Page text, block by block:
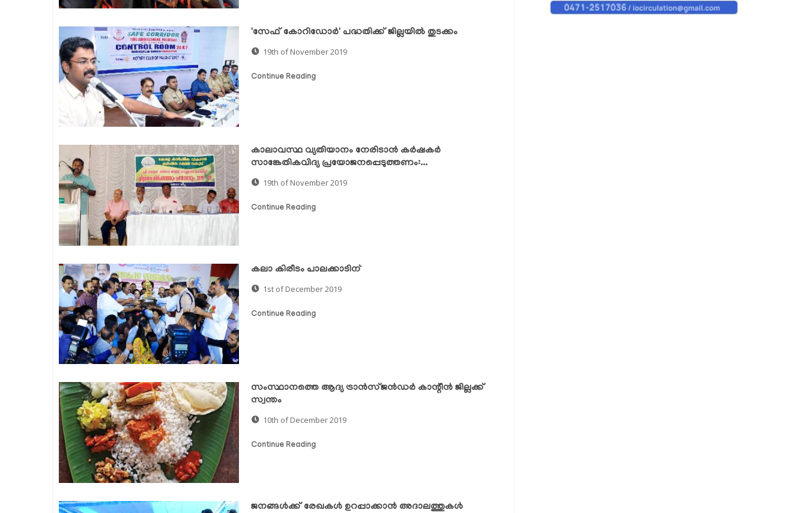
'സേഫ് കോറിഡോര്‍' പദ്ധതിക്ക് ജില്ലയില്‍ തുടക്കം
19th of November 2019
Continue Reading
കാലാവസ്ഥ വ്യതിയാനം നേരിടാന്‍ കര്‍ഷകര്‍
സാങ്കേതികവിദ്യ പ്രയോജനപ്പെടുത്തണം:...
19th of November 2019
Continue Reading
കലാ കിരീടം പാലക്കാടിന്
1st of December 2019
Continue Reading
സംസ്ഥാനത്തെ ആദ്യ ട്രാന്‍സ്ജന്‍ഡര്‍ കാന്റീന്‍ ജില്ലക്ക്
സ്വന്തം
10th of December 2019
Continue Reading
ജനങ്ങള്‍ക്ക് രേഖകള്‍ ഉറപ്പാക്കാന്‍ അദാലത്തുകള്‍